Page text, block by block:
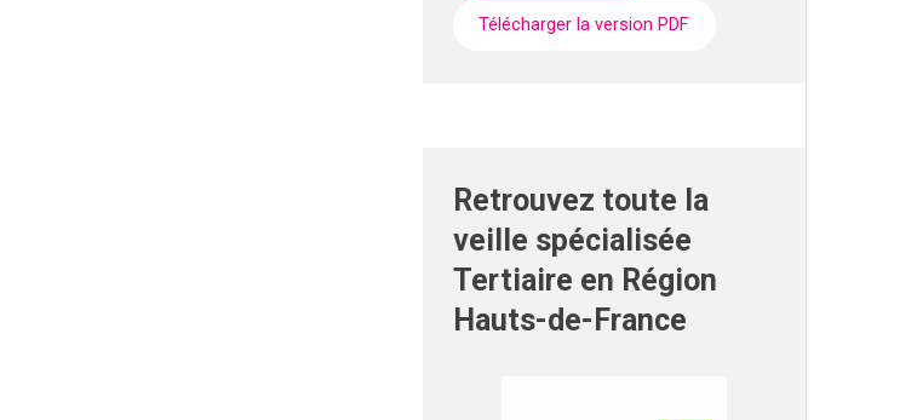
Télécharger la version PDF
Retrouvez toute la
veille spécialisée
Tertiaire en Région
Hauts-de-France